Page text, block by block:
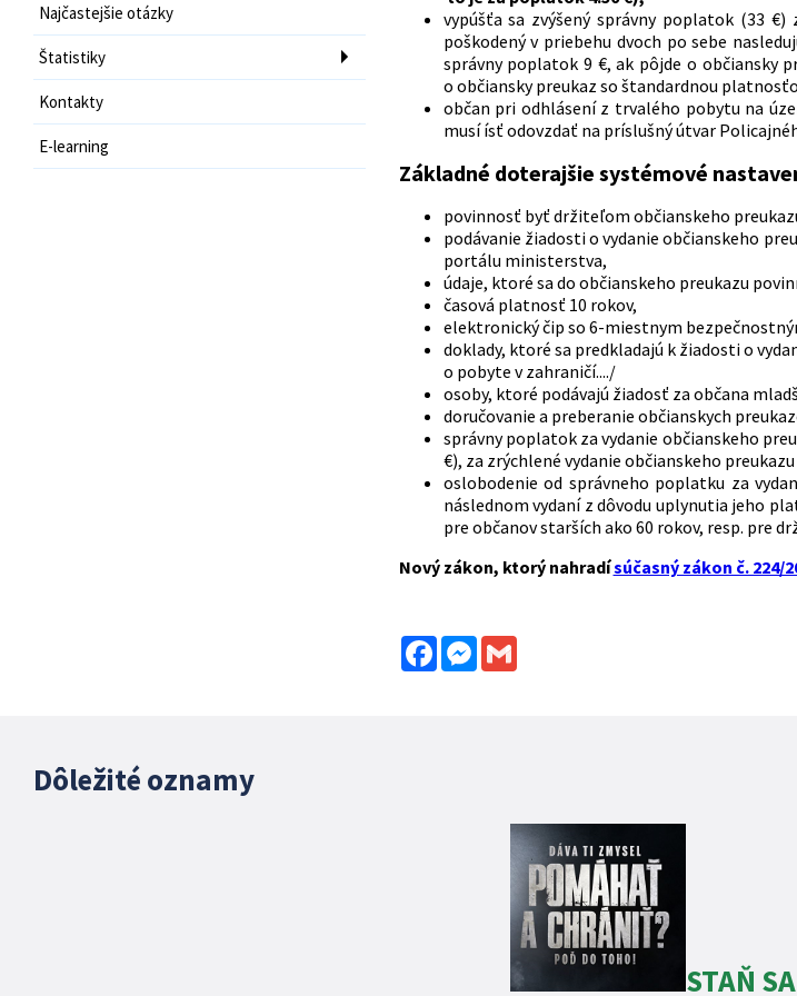
Najčastejšie otázky
Štatistiky
Kontakty
E-learning
vypúšťa sa zvýšený správny poplatok (33 €)
poškodený v priebehu dvoch po sebe
správny poplatok 9 €, ak pôjde o občiansky
o občiansky preukaz so štandardnou
občan pri odhlásení z trvalého pobytu na
musí ísť odovzdať na príslušný útvar
Základné doterajšie systémové
povinnosť byť držiteľom občianskeho
podávanie žiadosti o vydanie občianskeho
portálu ministerstva,
údaje, ktoré sa do občianskeho preukazu
časová platnosť 10 rokov,
elektronický čip so 6-miestnym
doklady, ktoré sa predkladajú k žiadosti o
o pobyte v zahraničí..../
osoby, ktoré podávajú žiadosť za občana
doručovanie a preberanie občianskych
správny poplatok za vydanie občianskeho
€), za zrýchlené vydanie občianskeho
oslobodenie od správneho poplatku za
následnom vydaní z dôvodu uplynutia jeho
pre občanov starších ako 60 rokov, resp. pre
Nový zákon, ktorý nahradísúčasný zákon č. 224/
FacebookMessenger
Gmail
Dôležité oznamy
STAŇ